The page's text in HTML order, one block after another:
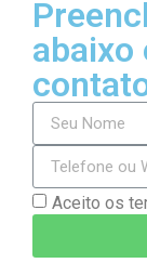
abaixo
Aceito os